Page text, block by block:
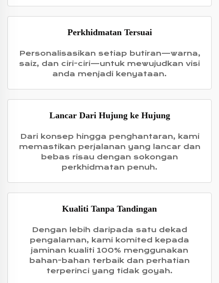
Perkhidmatan Tersuai
Personalisasikan setiap butiran—warna,
saiz, dan ciri-ciri—untuk mewujudkan visi
anda menjadi kenyataan.
Lancar Dari Hujung ke Hujung
Dari konsep hingga penghantaran, kami
memastikan perjalanan yang lancar dan
bebas risau dengan sokongan
perkhidmatan penuh.
Kualiti Tanpa Tandingan
Dengan lebih daripada satu dekad
pengalaman, kami komited kepada
jaminan kualiti 100% menggunakan
bahan-bahan terbaik dan perhatian
terperinci yang tidak goyah.